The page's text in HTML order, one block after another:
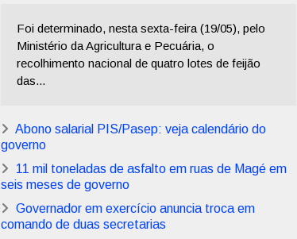
Foi determinado, nesta sexta-feira (19/05), pelo
Ministério da Agricultura e Pecuária, o
recolhimento nacional de quatro lotes de feijão
das...
Abono salarial PIS/Pasep: veja calendário do
governo
11 mil toneladas de asfalto em ruas de Magé em
seis meses de governo
Governador em exercício anuncia troca em
comando de duas secretarias